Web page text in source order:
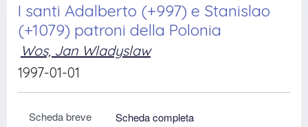
I santi Adalberto (+997) e Stanislao
(+1079) patroni della Polonia
Wos, Jan Wladyslaw
1997-01-01
Scheda breve
Scheda completa